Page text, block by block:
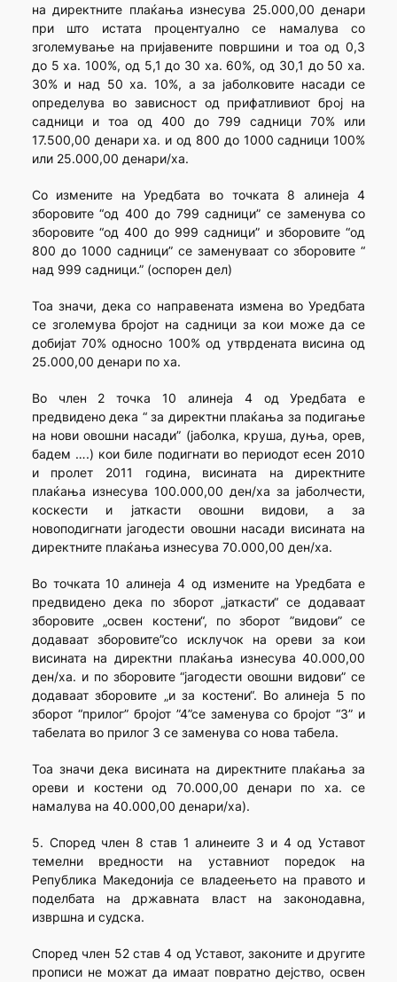
на директните плаќања изнесува 25.000,00 денари
при што истата процентуално се намалува со
зголемување на пријавените површини и тоа од 0,3
до 5 ха. 100%, од 5,1 до 30 ха. 60%, од 30,1 до 50 ха.
30% и над 50 ха. 10%, а за јаболковите насади се
определува во зависност од прифатливиот број на
садници и тоа од 400 до 799 садници 70% или
17.500,00 денари ха. и од 800 до 1000 садници 100%
или 25.000,00 денари/ха.
Со измените на Уредбата во точката 8 алинеја 4
зборовите “од 400 до 799 садници” се заменува со
зборовите “од 400 до 999 садници” и зборовите “од
800 до 1000 садници” се заменуваат со зборовите “
над 999 садници.” (оспорен дел)
Тоа значи, дека со направената измена во Уредбата
се зголемува бројот на садници за кои може да се
добијат 70% односно 100% од утврдената висина од
25.000,00 денари по ха.
Во член 2 точка 10 алинеја 4 од Уредбата е
предвидено дека “ за директни плаќања за подигање
на нови овошни насади” (јаболка, круша, дуња, орев,
бадем ….) кои биле подигнати во периодот есен 2010
и пролет 2011 година, висината на директните
плаќања изнесува 100.000,00 ден/ха за јаболчести,
коскести и јаткасти овошни видови, а за
новоподигнати јагодести овошни насади висината на
директните плаќања изнесува 70.000,00 ден/ха.
Во точката 10 алинеја 4 од измените на Уредбата е
предвидено дека по зборот „јаткасти“ се додаваат
зборовите „освен костени“, по зборот ”видови” се
додаваат зборовите”со исклучoк на ореви за кои
висината на директни плаќања изнесува 40.000,00
ден/ха. и по зборовите “јагодести овошни видови” се
додаваат зборовите „и за костени“. Во алинеја 5 по
зборот “прилог” бројот ”4”се заменува со бројот “3” и
табелата во прилог 3 се заменува со нова табела.
Тоа значи дека висината на директните плаќања за
ореви и костени од 70.000,00 денари по ха. се
намалува на 40.000,00 денари/ха).
5. Според член 8 став 1 алинеите 3 и 4 од Уставот
темелни вредности на уставниот поредок на
Република Македонија се владеењето на правото и
поделбата на државната власт на законодавна,
извршна и судска.
Според член 52 став 4 од Уставот, законите и другите
прописи не можат да имаат повратно дејство, освен